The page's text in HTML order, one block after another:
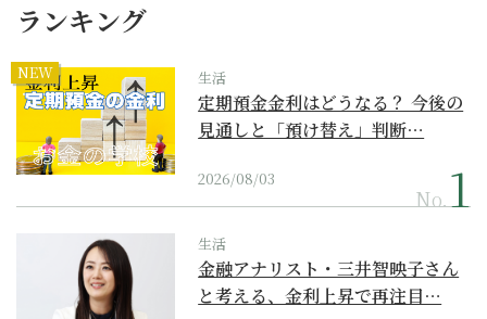
ランキング
NEW 生活
定期預金金利はどうなる？ 今後の
見通しと「預け替え」判断…
2026/08/03
No.
生活
金融アナリスト・三井智映子さん
と考える、金利上昇で再注目…